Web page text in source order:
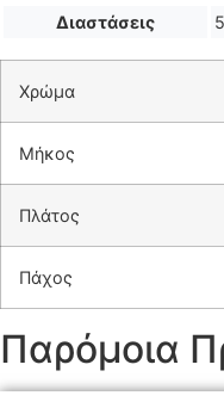
Διαστάσεις
Χρώμα
Μήκος
Πλάτος
Πάχος
Παρόμοια